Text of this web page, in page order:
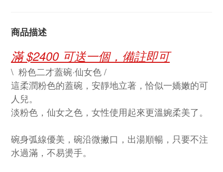
商品描述
滿 $2400 可送一個，備註即可
\ 粉色二才蓋碗·仙女色 /
這柔潤粉色的蓋碗，安靜地立著，恰似一嬌嫩的可
人兒。
淡粉色，仙女之色，女性使用起來更溫婉柔美了。
碗身弧線優美，碗沿微撇口，出湯順暢，只要不注
水過滿，不易燙手。